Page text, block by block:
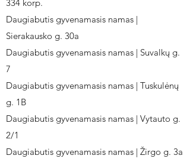
334 korp.
Daugiabutis gyvenamasis namas |
Sierakausko g. 30a
Daugiabutis gyvenamasis namas | Suvalkų g.
7
Daugiabutis gyvenamasis namas | Tuskulėnų
g. 1B
Daugiabutis gyvenamasis namas | Vytauto g.
2/1
Daugiabutis gyvenamasis namas | Žirgo g. 3a